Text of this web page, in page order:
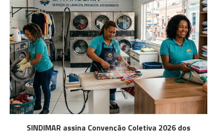
SINDIMAR assina Convenção Coletiva 2026 dos